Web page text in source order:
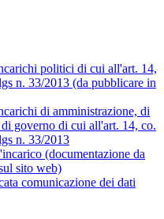
politici di cui all'art. 14,
n. 33/2013 (da pubblicare in
di amministrazione, di
governo di cui all'art. 14, co.
n. 33/2013
(documentazione da
sito web)
comunicazione dei dati